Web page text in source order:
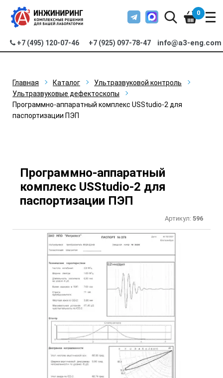
+7 (495) 120-07-46 +7 (925) 097-78-47 info@a3-eng.com
0
Главная Каталог
Ультразвуковой контроль
Ультразвуковые дефектоскопы
Программно-аппаратный комплекс USStudio-2 для
паспортизации ПЭП
Программно-аппаратный
комплекс USStudio-2 для
паспортизации ПЭП
Артикул: 596